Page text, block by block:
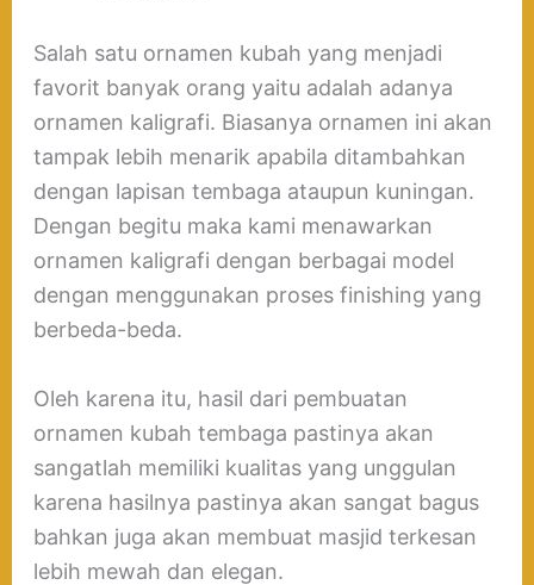
Salah satu ornamen kubah yang menjadi
favorit banyak orang yaitu adalah adanya
ornamen kaligrafi. Biasanya ornamen ini akan
tampak lebih menarik apabila ditambahkan
dengan lapisan tembaga ataupun kuningan.
Dengan begitu maka kami menawarkan
ornamen kaligrafi dengan berbagai model
dengan menggunakan proses finishing yang
berbeda-beda.
Oleh karena itu, hasil dari pembuatan
ornamen kubah tembaga pastinya akan
sangatlah memiliki kualitas yang unggulan
karena hasilnya pastinya akan sangat bagus
bahkan juga akan membuat masjid terkesan
lebih mewah dan elegan.